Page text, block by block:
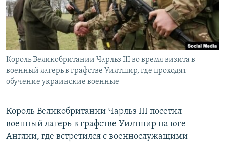
ПОБЕДИТЕЛЕЙ НЕ СУДЯТ?
КРЫМ.НЕПОКОРЕННЫЙ
ELIFBE
УКРАИНСКАЯ ПРОБЛЕМА КРЫМА
ПРИСОЕДИНЯЙТЕСЬ!
Все сайты RFE/RL
Король Великобритании Чарльз III во время визита в
военный лагерь в графстве Уилтшир, где проходят
обучение украинские военные
Король Великобритании Чарльз III посетил
военный лагерь в графстве Уилтшир на юге
Англии, где встретился с военнослужащими